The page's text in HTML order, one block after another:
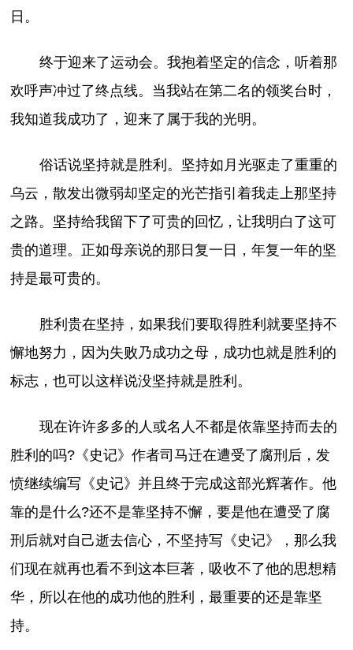
日。
终于迎来了运动会。我抱着坚定的信念，听着那
欢呼声冲过了终点线。当我站在第二名的领奖台时，
我知道我成功了，迎来了属于我的光明。
俗话说坚持就是胜利。坚持如月光驱走了重重的
乌云，散发出微弱却坚定的光芒指引着我走上那坚持
之路。坚持给我留下了可贵的回忆，让我明白了这可
贵的道理。正如母亲说的那日复一日，年复一年的坚
持是最可贵的。
胜利贵在坚持，如果我们要取得胜利就要坚持不
懈地努力，因为失败乃成功之母，成功也就是胜利的
标志，也可以这样说没坚持就是胜利。
现在许许多多的人或名人不都是依靠坚持而去的
胜利的吗?《史记》作者司马迁在遭受了腐刑后，发
愤继续编写《史记》并且终于完成这部光辉著作。他
靠的是什么?还不是靠坚持不懈，要是他在遭受了腐
刑后就对自己逝去信心，不坚持写《史记》，那么我
们现在就再也看不到这本巨著，吸收不了他的思想精
华，所以在他的成功他的胜利，最重要的还是靠坚
持。